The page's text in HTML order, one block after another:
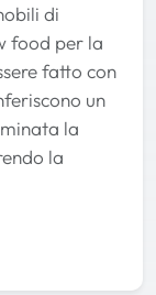
di
food per la
fatto con
un
la
la